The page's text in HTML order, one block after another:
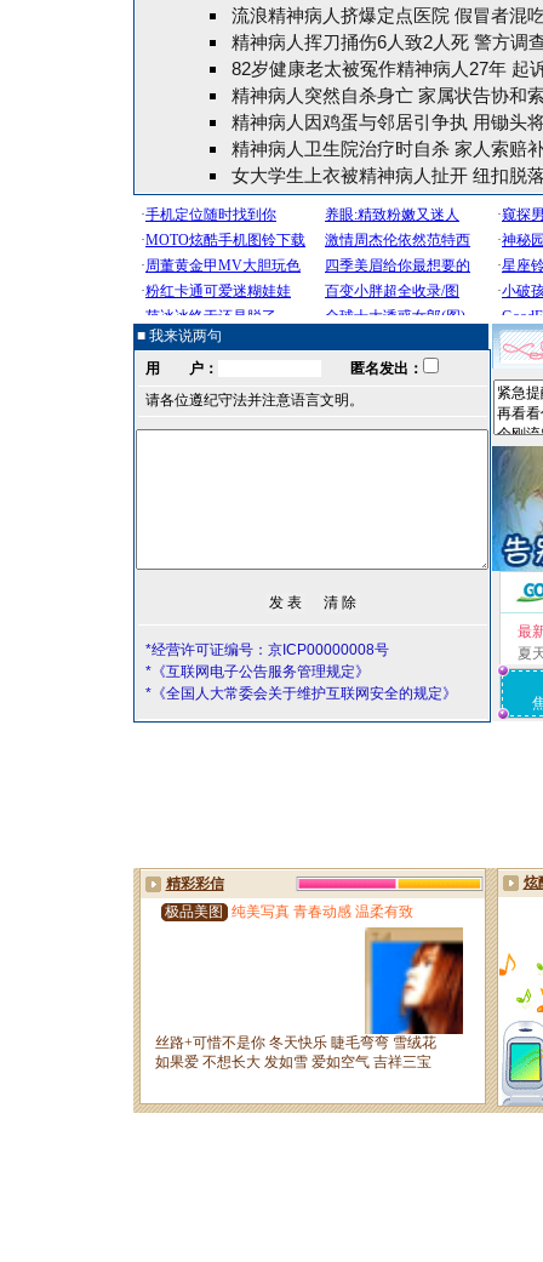
流浪精神病人挤爆定点医院 假冒者混
精神病人挥刀捅伤6人致2人死 警方调
82岁健康老太被冤作精神病人27年 起
精神病人突然自杀身亡 家属状告协和
精神病人因鸡蛋与邻居引争执 用锄头
精神病人卫生院治疗时自杀 家人索赔
女大学生上衣被精神病人扯开 纽扣脱
■ 我来说两句
用 户：
匿名发出：
请各位遵纪守法并注意语言文明。
*经营许可证编号：京ICP00000008号
*《互联网电子公告服务管理规定》
*《全国人大常委会关于维护互联网安全的规定》
最
夏